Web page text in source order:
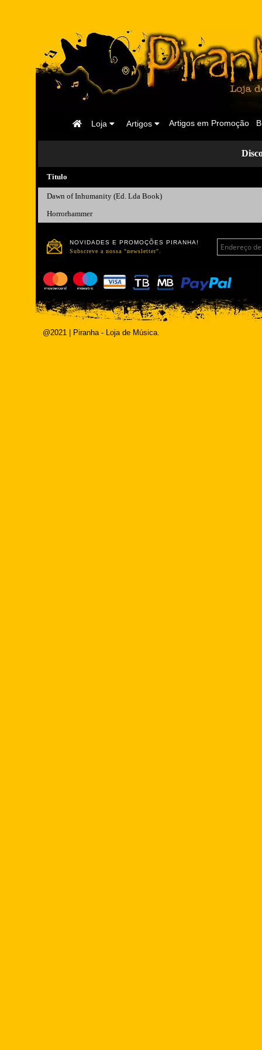
Artigos em Promoção
Artigos
Loja
Página
Titulo
Dawn of Inhumanity (Ed. Lda Book)
Horrorhammer
NOVIDADES E PROMOÇÕES PIRANHA!
Subscreve a nossa "newsletter".
@2021 | Piranha - Loja de Música.